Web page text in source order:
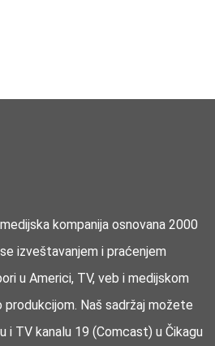
kompanija osnovana 2000
izveštavanjem i praćenjem
u Americi, TV, veb i medijskom
Naš sadržaj možete
i TV kanalu 19 (Comcast) u Čikagu